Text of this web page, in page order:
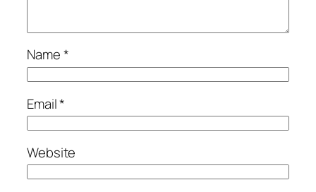
Name*
Email*
Website